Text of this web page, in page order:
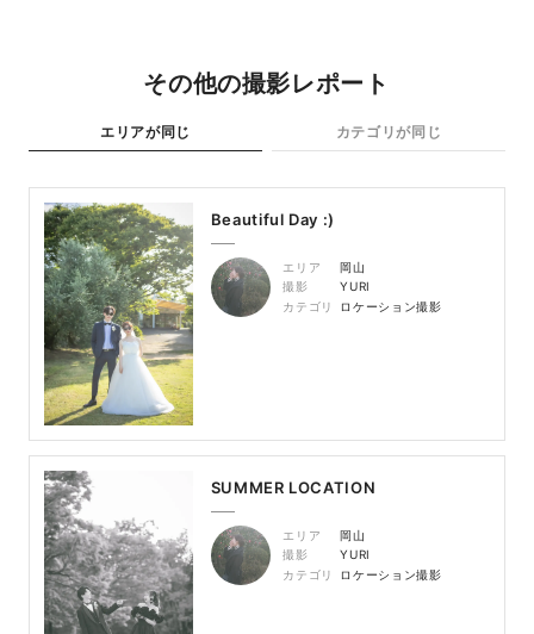
その他の撮影レポート
エリアが同じ カテゴリが同じ
Beautiful Day :)
エリア
岡山
撮影
YURI
カテゴリ
ロケーション撮影
SUMMER LOCATION
エリア
岡山
撮影
YURI
カテゴリ
ロケーション撮影